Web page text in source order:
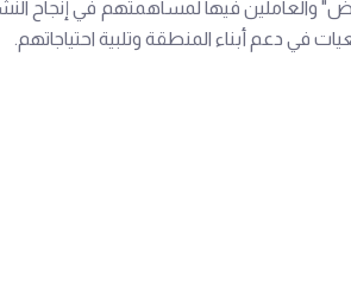
والعاملين فيها لمساهمتهم في إنجاح
في دعم أبناء المنطقة وتلبية احتياجاتهم.